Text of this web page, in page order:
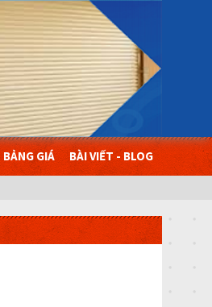
BẢNG GIÁ BÀI VIẾT - BLOG